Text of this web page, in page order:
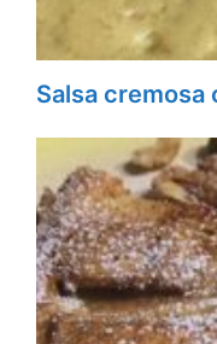
Salsa cremosa